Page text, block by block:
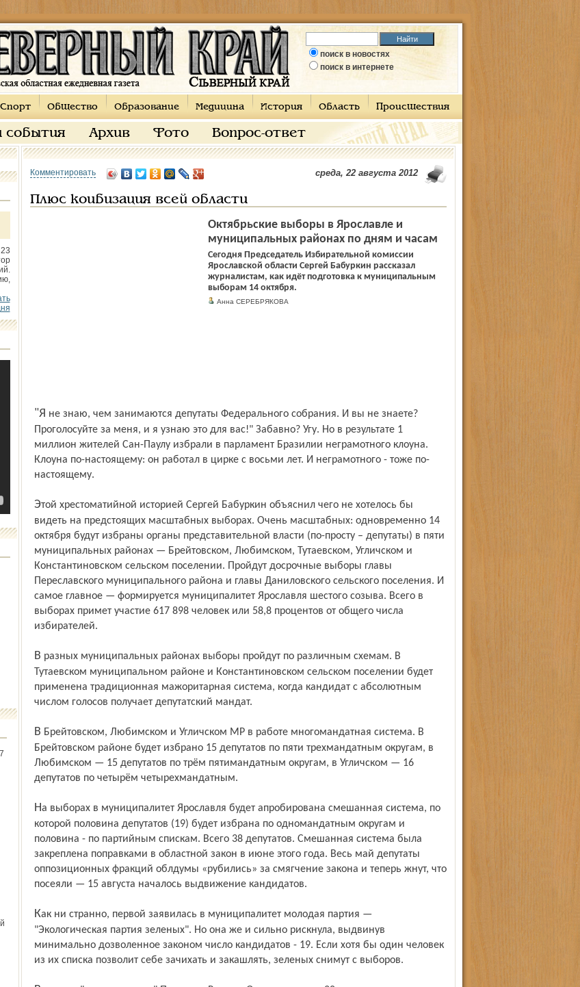
поиск в новостях
поиск в интернете
Спорт Общество Образование Медицина История Область Происшествия
события Архив Фото Вопрос-ответ
Комментировать среда, 22 августа 2012
Плюс коибизация всей области
Октябрьские выборы в Ярославле и
муниципальных районах по дням и часам
Сегодня Председатель Избирательной комиссии
Ярославской области Сергей Бабуркин рассказал
журналистам, как идёт подготовка к муниципальным
выборам 14 октября.
Анна СЕРЕБРЯКОВА
"Я не знаю, чем занимаются депутаты Федерального собрания. И вы не знаете?
Проголосуйте за меня, и я узнаю это для вас!" Забавно? Угу. Но в результате 1
миллион жителей Сан-Паулу избрали в парламент Бразилии неграмотного клоуна.
Клоуна по-настоящему: он работал в цирке с восьми лет. И неграмотного - тоже по-
настоящему.
Этой хрестоматийной историей Сергей Бабуркин объяснил чего не хотелось бы
видеть на предстоящих масштабных выборах. Очень масштабных: одновременно 14
октября будут избраны органы представительной власти (по-просту – депутаты) в пяти
муниципальных районах — Брейтовском, Любимском, Тутаевском, Угличском и
Константиновском сельском поселении. Пройдут досрочные выборы главы
Переславского муниципального района и главы Даниловского сельского поселения. И
самое главное — формируется муниципалитет Ярославля шестого созыва. Всего в
выборах примет участие 617 898 человек или 58,8 процентов от общего числа
избирателей.
В разных муниципальных районах выборы пройдут по различным схемам. В
Тутаевском муниципальном районе и Константиновском сельском поселении будет
применена традиционная мажоритарная система, когда кандидат с абсолютным
числом голосов получает депутатский мандат.
В Брейтовском, Любимском и Угличском МР в работе многомандатная система. В
Брейтовском районе будет избрано 15 депутатов по пяти трехмандатным округам, в
Любимском — 15 депутатов по трём пятимандатным округам, в Угличском — 16
депутатов по четырём четырехмандатным.
На выборах в муниципалитет Ярославля будет апробирована смешанная система, по
которой половина депутатов (19) будет избрана по одномандатным округам и
половина - по партийным спискам. Всего 38 депутатов. Смешанная система была
закреплена поправками в областной закон в июне этого года. Весь май депутаты
оппозиционных фракций облдумы «рубились» за смягчение закона и теперь жнут, что
посеяли — 15 августа началось выдвижение кандидатов.
Как ни странно, первой заявилась в муниципалитет молодая партия —
"Экологическая партия зеленых". Но она же и сильно рискнула, выдвинув
минимально дозволенное законом число кандидатов - 19. Если хотя бы один человек
из их списка позволит себе зачихать и закашлять, зеленых снимут с выборов.